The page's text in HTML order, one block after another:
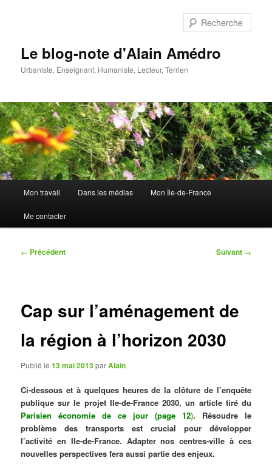
Le blog-note d'Alain Amédro
Urbaniste, Enseignant, Humaniste, Lecteur, Terrien
principal
Mon travail Dans les médias Mon Île-de-France
Me contacter
Navigation
← Précédent Suivant →
Cap sur l’aménagement de
la région à l’horizon 2030
Publié le13 mai 2013parAlain
Ci-dessous et à quelques heures de la clôture de l’enquête
publique sur le projet Ile-de-France 2030, un article tiré du
Parisien économie de ce jour (page 12). Résoudre le
problème des transports est crucial pour développer
l’activité en Ile-de-France. Adapter nos centres-ville à ces
nouvelles perspectives fera aussi partie des enjeux.